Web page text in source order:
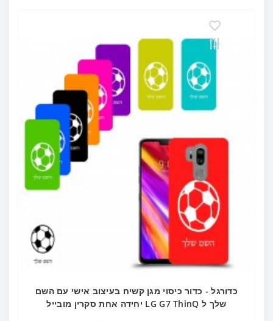
כדורגל - כדור כיסוי מגן קשיח בעיצוב אישי עם השם
שלך ל LG G7 ThinQ יחידה אחת סקרין מובייל